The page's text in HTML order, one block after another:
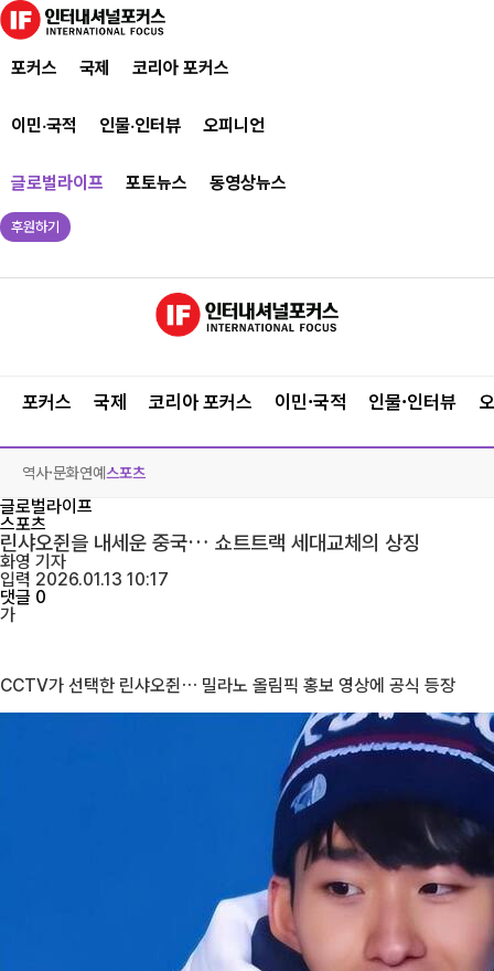
포커스 국제 코리아 포커스
이민·국적 인물·인터뷰 오피니언
글로벌라이프 포토뉴스 동영상뉴스
후원하기
포커스 국제 코리아 포커스 이민·국적 인물·인터뷰
역사·문화연예 스포츠
글로벌라이프
스포츠
린샤오쥔을 내세운 중국… 쇼트트랙 세대교체의 상징
화영 기자
입력 2026.01.13 10:17
댓글 0
가
CCTV가 선택한 린샤오쥔… 밀라노 올림픽 홍보 영상에 공식 등장